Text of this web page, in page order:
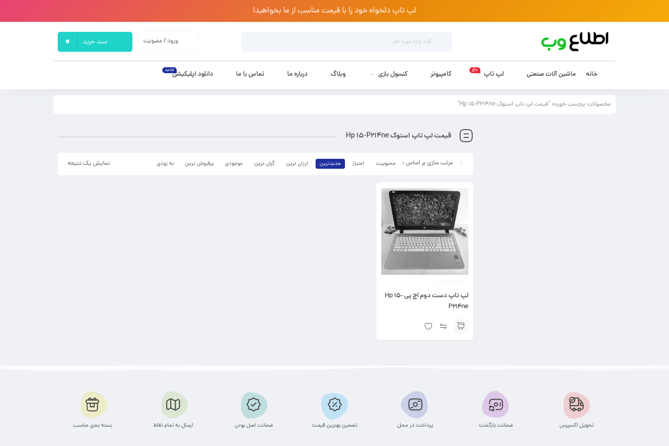
لپ تاپ دلخواه خود را با قیمت مناسب از ما بخواهید!
ورود / عضویت سبد خرید 0
خانه ماشین آلات صنعتی لپ تاپ داغ کامپیوتر کنسول بازی وبلاگ درباره ما تماس با ما دانلود اپلیکیشنجدید
محصولات برچسب خورده “قیمت لپ تاپ استوک Hp 15-P214ne”
قیمت لپ تاپ استوک Hp 15-P214ne
نمایش یک نتیجه محبوبیت امتیاز جدیدترین ارزان ترین گران ترین موجودی پرفروش ترین به زودی
لپ تاپ دست دوم اچ پی Hp 15-
P214ne
تحویل اکسپرس ضمانت بازگشت پرداخت در محل تضمین بهترین قیمت ضمانت اصل بودن ارسال به تمام نقاط بسته بندی مناسب